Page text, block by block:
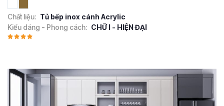
Chất liệu: Tủ bếp inox cánh Acrylic
Kiểu dáng - Phong cách: CHỮ I - HIỆN ĐẠI